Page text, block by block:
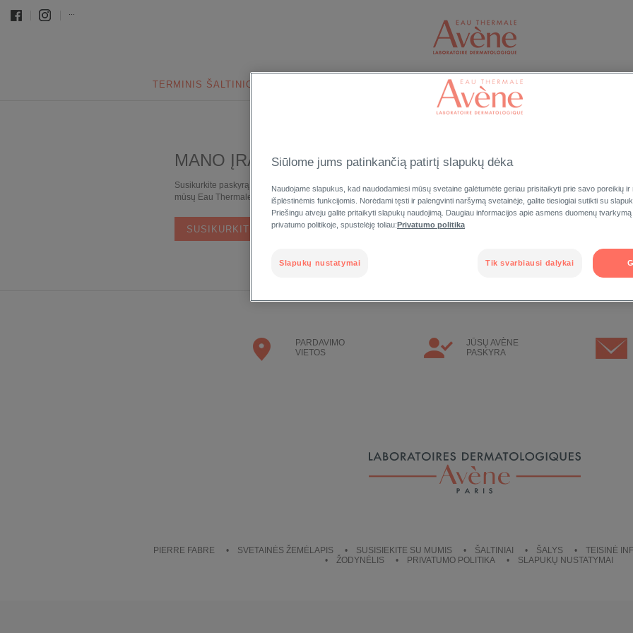
TERMINIS ŠALTINIO VANDUO APSAUGA NUO SAULĖS
PRISIJUNGTI
Pamiršote
MANO ĮRAŠAI
Susikurkite paskyrą, kad galėtumėte gauti naudą iš
mūsų Eau Thermale Aveve narių privilegijos
SUSIKURKITE PASKYRĄ
PARDAVIMO
VIETOS
JŪSŲ AVÈNE
PASKYRA
PIERRE FABRE SVETAINĖS ŽEMĖLAPIS SUSISIEKITE SU MUMIS ŠALTINIAI ŠALYS TEISINĖ
ŽODYNĖLIS
PRIVATUMO POLITIKA SLAPUKŲ NUSTATYMAI
Siūlome jums patinkančią patirtį slapukų dėka
Naudojame slapukus, kad naudodamiesi mūsų svetaine galėtumėte geriau prisitaikyti prie savo poreikių ir
išplėstinėmis funkcijomis. Norėdami tęsti ir palengvinti naršymą svetainėje, galite tiesiogiai sutikti su
Priešingu atveju galite pritaikyti slapukų naudojimą. Daugiau informacijos apie asmens duomenų
privatumo politikoje, spustelėję toliau: Privatumo politika
Slapukų nustatymai Tik svarbiausi dalykai